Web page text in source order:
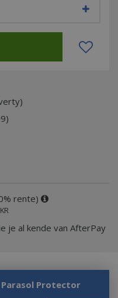
rente)
je al kende van AfterPay
Parasol Protector